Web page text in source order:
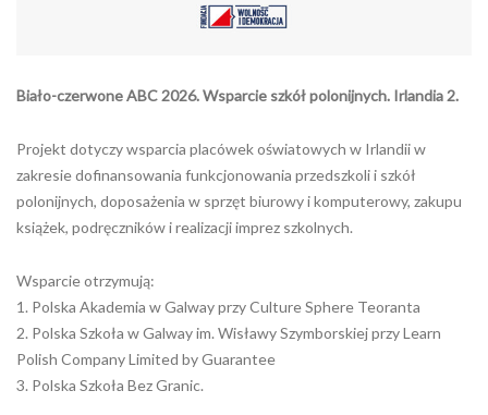
Biało-czerwone ABC 2026. Wsparcie szkół polonijnych. Irlandia 2.
Projekt dotyczy wsparcia placówek oświatowych w Irlandii w
zakresie dofinansowania funkcjonowania przedszkoli i szkół
polonijnych, doposażenia w sprzęt biurowy i komputerowy, zakupu
książek, podręczników i realizacji imprez szkolnych.
Wsparcie otrzymują:
1. Polska Akademia w Galway przy Culture Sphere Teoranta
2. Polska Szkoła w Galway im. Wisławy Szymborskiej przy Learn
Polish Company Limited by Guarantee
3. Polska Szkoła Bez Granic.